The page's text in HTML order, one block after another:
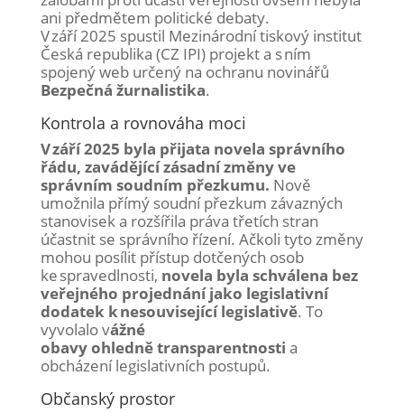
ani předmětem politické debaty.
V září 2025 spustil Mezinárodní tiskový institut
Česká republika (CZ IPI) projekt a s ním
spojený web určený na ochranu novinářů
Bezpečná žurnalistika.
Kontrola a rovnováha moci
V září 2025 byla přijata novela správního
řádu, zavádějící zásadní změny ve
správním soudním přezkumu. Nově
umožnila přímý soudní přezkum závazných
stanovisek a rozšířila práva třetích stran
účastnit se správního řízení. Ačkoli tyto změny
mohou posílit přístup dotčených osob
ke spravedlnosti, novela byla schválena bez
veřejného projednání jako legislativní
dodatek k nesouvisející legislativě. To
vyvolalo vážné
obavy ohledně transparentnosti a
obcházení legislativních postupů.
Občanský prostor